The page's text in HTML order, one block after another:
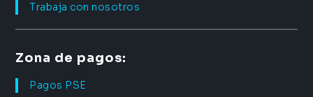
Trabaja con nosotros
Zona de pagos:
Pagos PSE